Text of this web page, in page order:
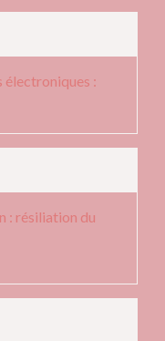
électroniques :
: résiliation du